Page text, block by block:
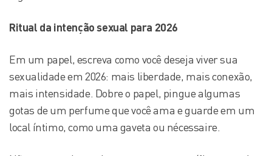
Ritual da intenção sexual para 2026
Em um papel, escreva como você deseja viver sua
sexualidade em 2026: mais liberdade, mais conexão,
mais intensidade. Dobre o papel, pingue algumas
gotas de um perfume que você ama e guarde em um
local íntimo, como uma gaveta ou nécessaire.